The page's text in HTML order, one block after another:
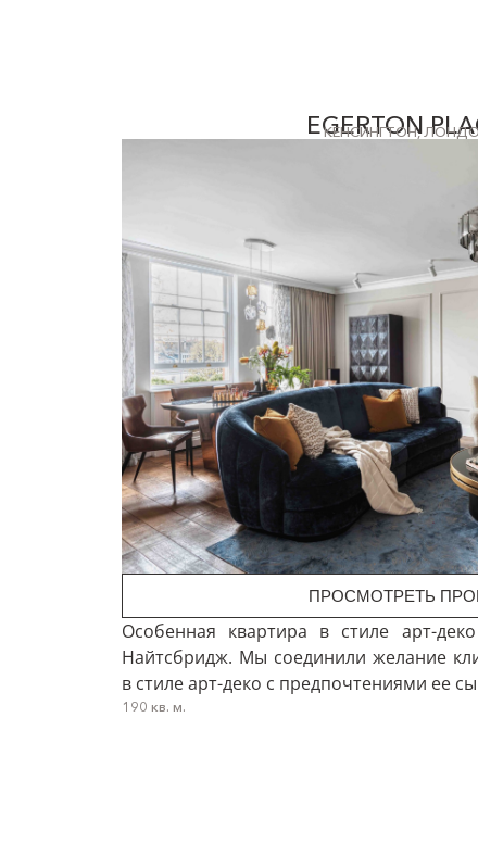
EGERTON
КЕНСИНГТОН,
ПРОСМОТРЕТЬ
Особенная квартира в стиле арт-
Найтсбридж. Мы соединили желание
в стиле арт-деко с предпочтениями ее
190 кв. м.